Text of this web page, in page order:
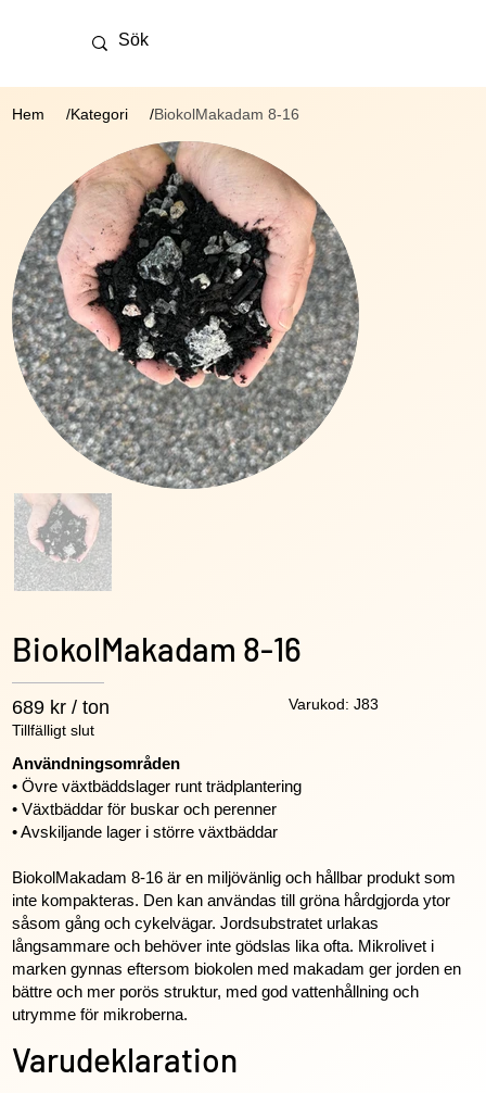
BiokolMakadam 8-16
689 kr / ton
Tillfälligt slut
Varukod: J83
Användningsområden
• Övre växtbäddslager runt trädplantering
• Växtbäddar för buskar och perenner
• Avskiljande lager i större växtbäddar
BiokolMakadam 8-16 är en miljövänlig och hållbar produkt som
inte kompakteras. Den kan användas till gröna hårdgjorda ytor
såsom gång och cykelvägar. Jordsubstratet urlakas
långsammare och behöver inte gödslas lika ofta. Mikrolivet i
marken gynnas eftersom biokolen med makadam ger jorden en
bättre och mer porös struktur, med god vattenhållning och
utrymme för mikroberna.
Varudeklaration
/
Hem /
Kategori BiokolMakadam 8-16